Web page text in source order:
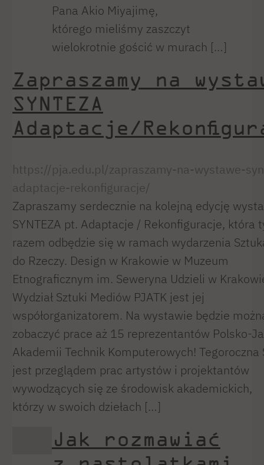
Pana Akio Miyajimę,
którego mieliśmy zaszczyt
wielokrotnie gościć w murach […]
Zapraszamy na
SYNTEZA
Adaptacje/
https://pja.edu.pl/zapraszamy-na-wystawe-
adaptacje-rekonfiguracje/
Zapraszamy serdecznie na kolejną edycję
SYNTEZA pt. Adaptacje / Rekonfiguracje, która
razem odbędzie się w ramach wydarzenia
do Rzeczy. Design w Krakowie w Muzeum
Etnograficznym im. Seweryna Udzieli w
Wydział Sztuki Mediów PJATK jest jej
współorganizatorem. Na wystawie będzie
zobaczyć prace aż 15 reprezentantów Polsko-
Akademii Technik Komputerowych! Tegoroczna
jest przeglądem prac artystów i projektantów
wywodzących się ze środowisk akademickich,
którzy w swoich dziełach […]
Jak rozmawiać